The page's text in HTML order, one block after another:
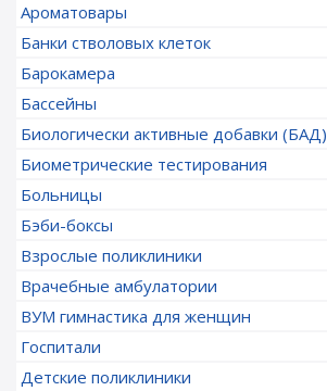
Ароматовары
Банки стволовых клеток
Барокамера
Бассейны
Биологически активные добавки (БАД)
Биометрические тестирования
Больницы
Бэби-боксы
Взрослые поликлиники
Врачебные амбулатории
ВУМ гимнастика для женщин
Госпитали
Детские поликлиники